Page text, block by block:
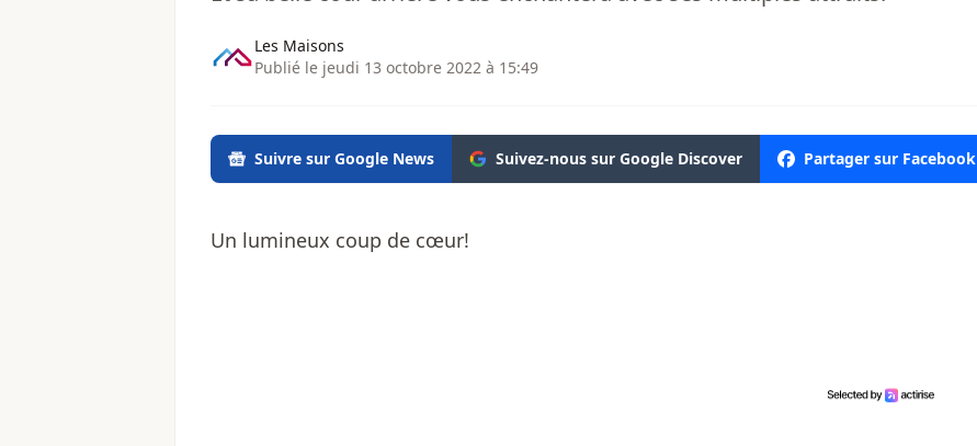
Les Maisons
Publié le jeudi 13 octobre 2022 à 15:49
Suivre sur Google News Suivez-nous sur Google Discover Partager sur Facebook
Un lumineux coup de cœur!